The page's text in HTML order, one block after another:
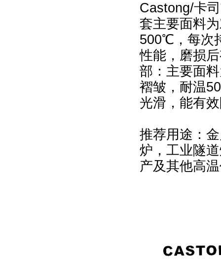
Castong/卡
套主要面料
500℃，每次
性能，磨损
部：主要面
褶皱，耐温
光滑，能有
推荐用途：
炉，工业隧
产及其他高